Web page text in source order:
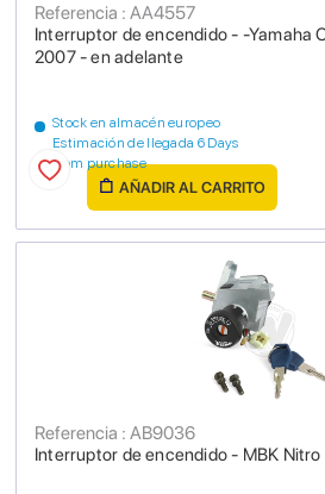
Interruptor de encendido - -Yamaha
2007 - en adelante
Referencia : AA4557
Stock en almacén europeo
Estimación de llegada 6 Days
from purchase
AÑADIR AL CARRITO
Interruptor de encendido - MBK
Referencia : AB9036